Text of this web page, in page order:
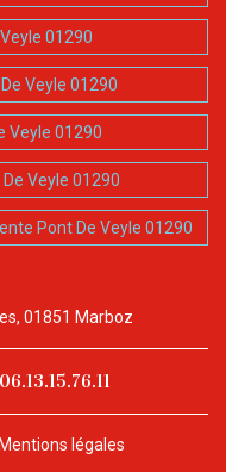
01290
Veyle 01290
Veyle 01290
Veyle 01290
Pont De Veyle 01290
01851 Marboz
Mentions légales